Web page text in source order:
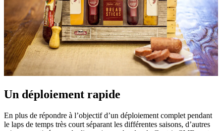
Un déploiement rapide
En plus de répondre à l’objectif d’un déploiement complet pendant
le laps de temps très court séparant les différentes saisons, d’autres